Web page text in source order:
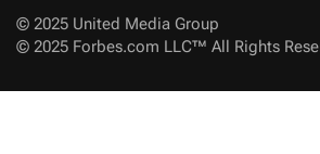
© 2025 United Media Group
© 2025 Forbes.com LLC™ All Rights